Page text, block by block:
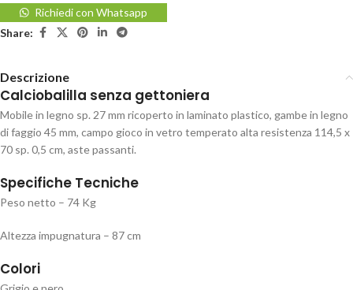
Richiedi con Whatsapp
Share:
Descrizione
Calciobalilla senza gettoniera
Mobile in legno sp. 27 mm ricoperto in laminato plastico, gambe in legno
di faggio 45 mm, campo gioco in vetro temperato alta resistenza 114,5 x
70 sp. 0,5 cm, aste passanti.
Specifiche Tecniche
Peso netto – 74 Kg
Altezza impugnatura – 87 cm
Colori